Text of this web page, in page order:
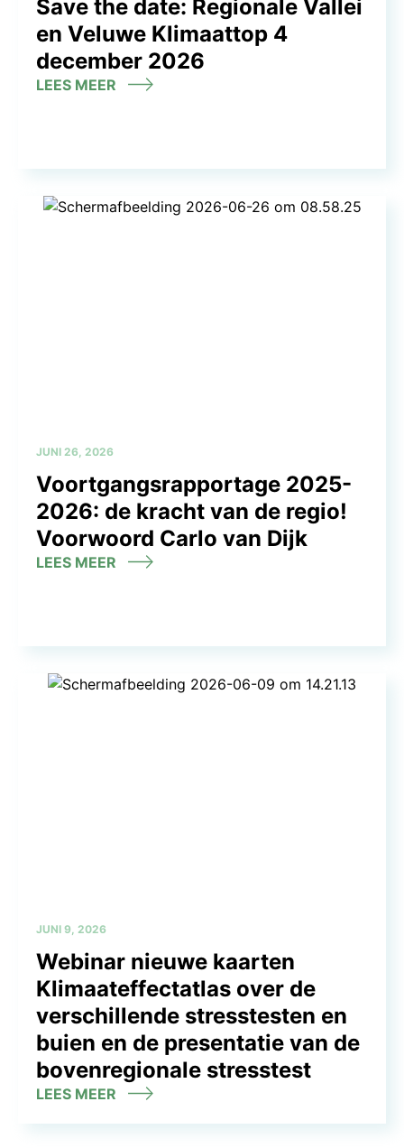
Save the date: Regionale Vallei
en Veluwe Klimaattop 4
december 2026
LEES MEER
JUNI 26, 2026
Voortgangsrapportage 2025-
2026: de kracht van de regio!
Voorwoord Carlo van Dijk
LEES MEER
JUNI 9, 2026
Webinar nieuwe kaarten
Klimaateffectatlas over de
verschillende stresstesten en
buien en de presentatie van de
bovenregionale stresstest
LEES MEER